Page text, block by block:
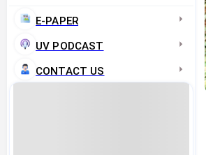
E-PAPER
UV PODCAST
CONTACT US